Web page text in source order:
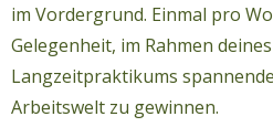
im Vordergrund. Einmal pro
Gelegenheit, im Rahmen
Langzeitpraktikums
Arbeitswelt zu gewinnen.